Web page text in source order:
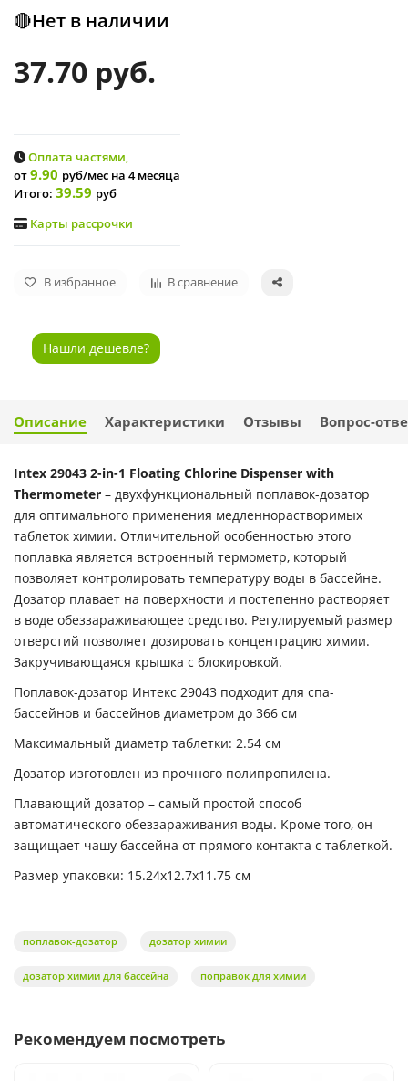
🔴Нет в наличии
37.70 руб.
Оплата частями,
от9.90 руб/мес на 4 месяца
Итого: 39.59 руб
Карты рассрочки
В избранное В сравнение
Нашли дешевле?
Описание Характеристики Отзывы Вопрос-
Intex 29043 2-in-1 Floating Chlorine Dispenser with
Thermometer – двухфункциональный поплавок-дозатор
для оптимального применения медленнорастворимых
таблеток химии. Отличительной особенностью этого
поплавка является встроенный термометр, который
позволяет контролировать температуру воды в бассейне.
Дозатор плавает на поверхности и постепенно растворяет
в воде обеззараживающее средство. Регулируемый размер
отверстий позволяет дозировать концентрацию химии.
Закручивающаяся крышка с блокировкой.
Поплавок-дозатор Интекс 29043 подходит для спа-
бассейнов и бассейнов диаметром до 366 см
Максимальный диаметр таблетки: 2.54 см
Дозатор изготовлен из прочного полипропилена.
Плавающий дозатор – самый простой способ
автоматического обеззараживания воды. Кроме того, он
защищает чашу бассейна от прямого контакта с таблеткой.
Размер упаковки: 15.24x12.7x11.75 см
поплавок-дозатор дозатор химии
дозатор химии для бассейна поправок для химии
Рекомендуем посмотреть